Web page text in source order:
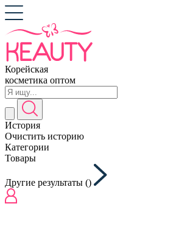
Корейская
косметика оптом
История
Очистить историю
Категории
Товары
Другие результаты ()